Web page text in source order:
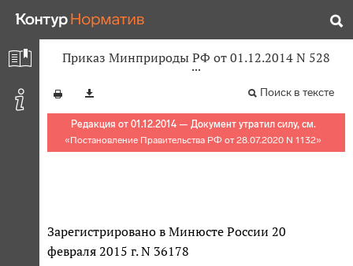
Приказ Минприроды РФ от 01.12.2014 N 528
Поиск в тексте
Редакция от 01.12.2014 — Документ утратил силу, см.
«Постановление Правительства РФ от 28.07.2020 N 1132»
Зарегистрировано в Минюсте России 20
февраля 2015 г. N 36178